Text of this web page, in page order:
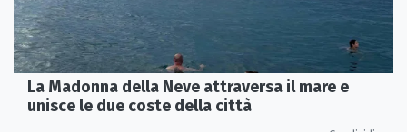
La Madonna della Neve attraversa il mare e
unisce le due coste della città